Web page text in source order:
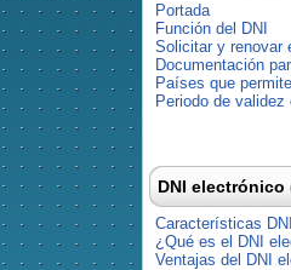
Portada
Función del DNI
Solicitar y renovar
Documentación
Países que
Periodo de validez
DNI electrónico
Características
¿Qué es el DNI
Ventajas del DNI